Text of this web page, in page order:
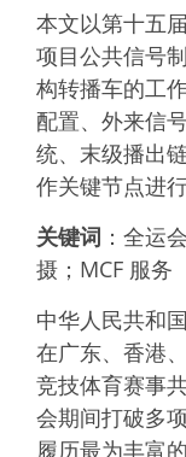
本文以第十五
项目公共信号
构转播车的工
配置、外来信
统、末级播出
作关键节点进
关键词 ：全运
摄；MCF 服务
中华人民共和
在广东、香港
竞技体育赛事
会期间打破多
履历最为丰富